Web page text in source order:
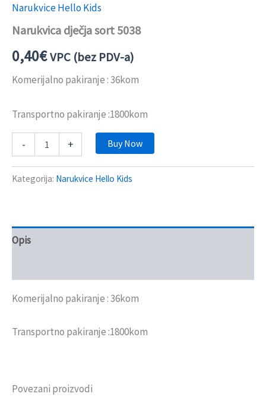
Narukvice Hello Kids
Narukvica dječja sort 5038
0,40€VPC (bez PDV-a)
Komerijalno pakiranje : 36kom
Transportno pakiranje :1800kom
- + Buy Now
Kategorija: Narukvice Hello Kids
Opis
Komerijalno pakiranje : 36kom
Transportno pakiranje :1800kom
Povezani proizvodi